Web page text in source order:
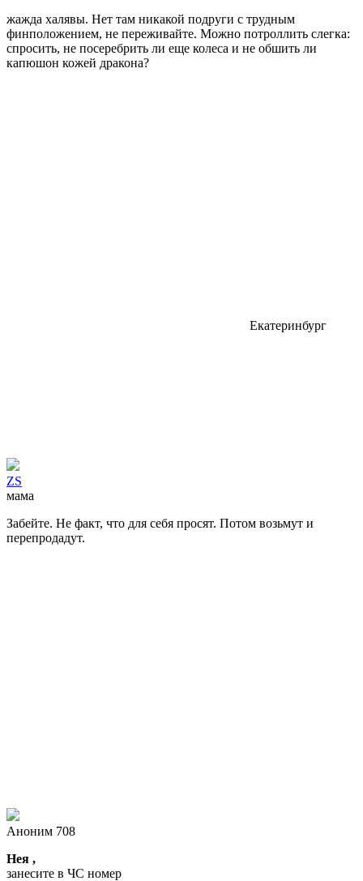
жажда халявы. Нет там никакой подруги с трудным
финположением, не переживайте. Можно потроллить слегка:
спросить, не посеребрить ли еще колеса и не обшить ли
капюшон кожей дракона?
Екатеринбург
ZS
мама
Забейте. Не факт, что для себя просят. Потом возьмут и
перепродадут.
Аноним 708
Нея ,
занесите в ЧС номер